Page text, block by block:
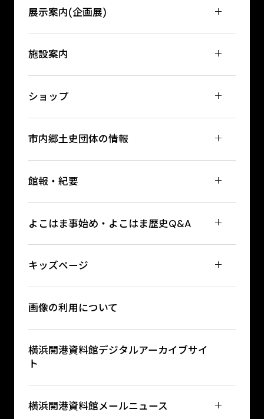
展示案内(企画展)
施設案内
ショップ
市内郷土史団体の情報
館報・紀要
よこはま事始め・よこはま歴史Q&A
キッズページ
画像の利用について
横浜開港資料館デジタルアーカイブサイ
ト
横浜開港資料館メールニュース